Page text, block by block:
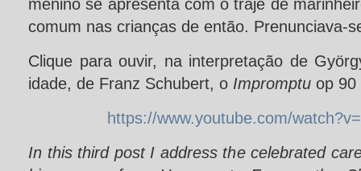
menino se apresenta com o traje de
comum nas crianças de então. Prenunciava-
Clique para ouvir, na interpretação de
idade, de Franz Schubert, o Impromptu op 90
https://www.youtube.com/
In this third post I address the celebrated